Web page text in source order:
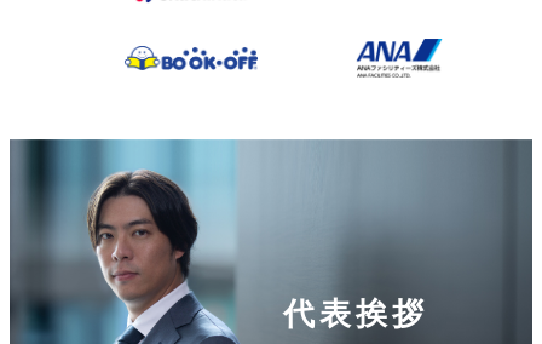
代表挨拶